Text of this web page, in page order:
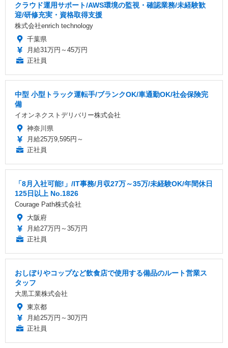
クラウド運用サポート/AWS環境の監視・確認業務/未経験歓
迎/研修充実・資格取得支援
株式会社enrich technology
千葉県
月給31万円～45万円
正社員
中型 小型トラック運転手/ブランクOK/車通勤OK/社会保険完
備
イオンネクストデリバリー株式会社
神奈川県
月給25万9,595円～
正社員
「8月入社可能!」/IT事務/月収27万～35万/未経験OK/年間休日
125日以上 No.1826
Courage Path株式会社
大阪府
月給27万円～35万円
正社員
おしぼりやコップなど飲食店で使用する備品のルート営業ス
タッフ
大黒工業株式会社
東京都
月給25万円～30万円
正社員